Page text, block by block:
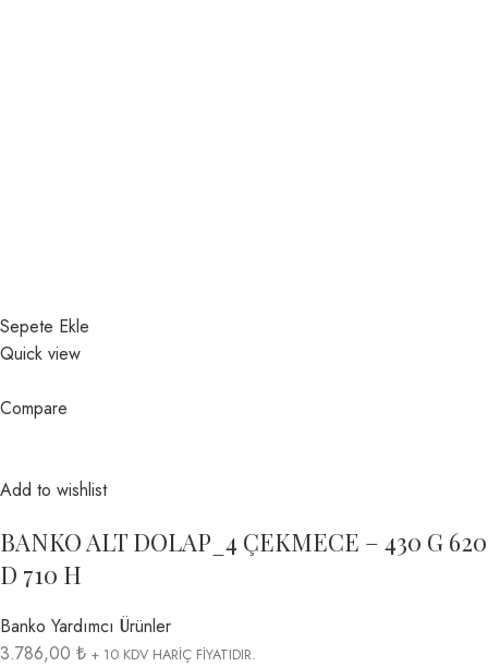
Sepete Ekle
Quick view
Compare
Add to wishlist
BANKO ALT DOLAP_4 ÇEKMECE – 430 G 620
D 710 H
Banko Yardımcı Ürünler
3.786,00 ₺ + 10 KDV HARİÇ FİYATIDIR.